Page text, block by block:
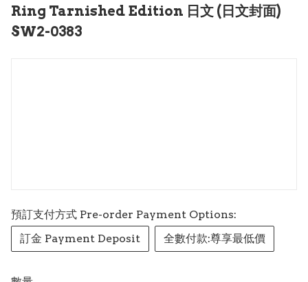
Ring Tarnished Edition 日文 (日文封面)
SW2-0383
預訂支付方式 Pre-order Payment Options:
訂金 Payment Deposit
全數付款:尊享最低價